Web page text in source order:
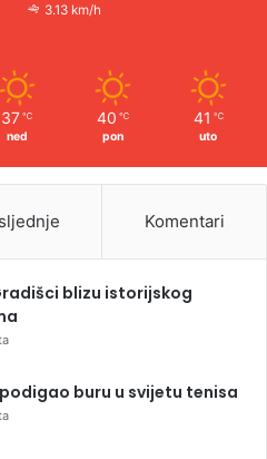
3.13 km/h
37 ℃
ned
40 ℃
pon
41 ℃
uto
Komentari
blizu istorijskog
buru u svijetu tenisa